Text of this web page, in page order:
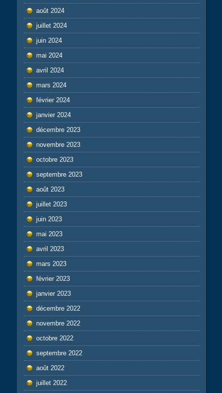
août 2024
juillet 2024
juin 2024
mai 2024
avril 2024
mars 2024
février 2024
janvier 2024
décembre 2023
novembre 2023
octobre 2023
septembre 2023
août 2023
juillet 2023
juin 2023
mai 2023
avril 2023
mars 2023
février 2023
janvier 2023
décembre 2022
novembre 2022
octobre 2022
septembre 2022
août 2022
juillet 2022